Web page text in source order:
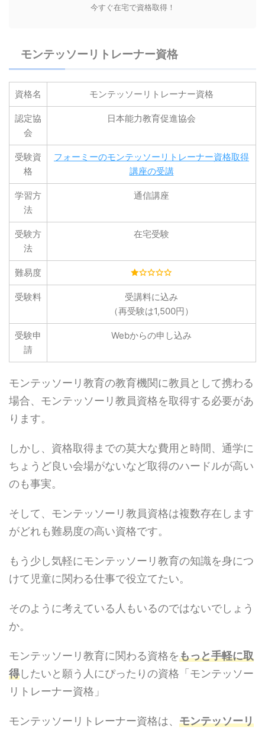
今すぐ在宅で資格取得！
モンテッソーリトレーナー資格
資格名 モンテッソーリトレーナー資格
認定協
会
日本能力教育促進協会
受験資
格
フォーミーのモンテッソーリトレーナー資格取得
講座の受講
学習方
法
通信講座
受験方
法
在宅受験
難易度
受験料
受講料に込み
（再受験は1,500円）
受験申
請
Webからの申し込み
モンテッソーリ教育の教育機関に教員として携わる
場合、モンテッソーリ教員資格を取得する必要があ
ります。
しかし、資格取得までの莫大な費用と時間、通学に
ちょうど良い会場がないなど取得のハードルが高い
のも事実。
そして、モンテッソーリ教員資格は複数存在します
がどれも難易度の高い資格です。
もう少し気軽にモンテッソーリ教育の知識を身につ
けて児童に関わる仕事で役立てたい。
そのように考えている人もいるのではないでしょう
か。
モンテッソーリ教育に関わる資格をもっと手軽に取
得したいと願う人にぴったりの資格「モンテッソー
リトレーナー資格」
モンテッソーリトレーナー資格は、 モンテッソーリ